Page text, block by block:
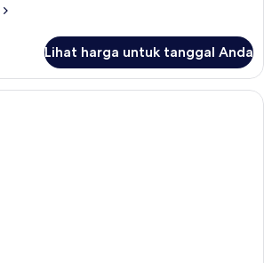
Lihat harga untuk tanggal Anda